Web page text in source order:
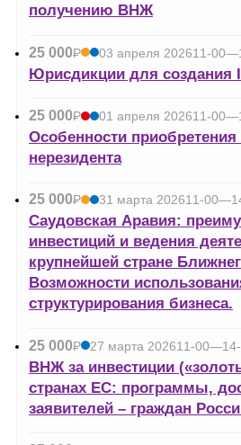
получению ВНЖ
25 000Р
УБ.
03 апреля 202611-
Юрисдикции для создания
25 000Р
УБ.
01 апреля 202611-
Особенности
нерезидента
25 000Р
УБ.
31 марта 202611-
Саудовская Аравия:
инвестиций и ведения
крупнейшей стране
Возможности
структурирования бизнеса.
25 000Р
УБ.
27 марта 202611-
ВНЖ за инвестиции
странах ЕС: программы,
заявителей – граждан